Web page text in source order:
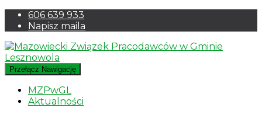
606 639 933
Napisz maila
Przełącz Nawigację
MZPwGL
Aktualności